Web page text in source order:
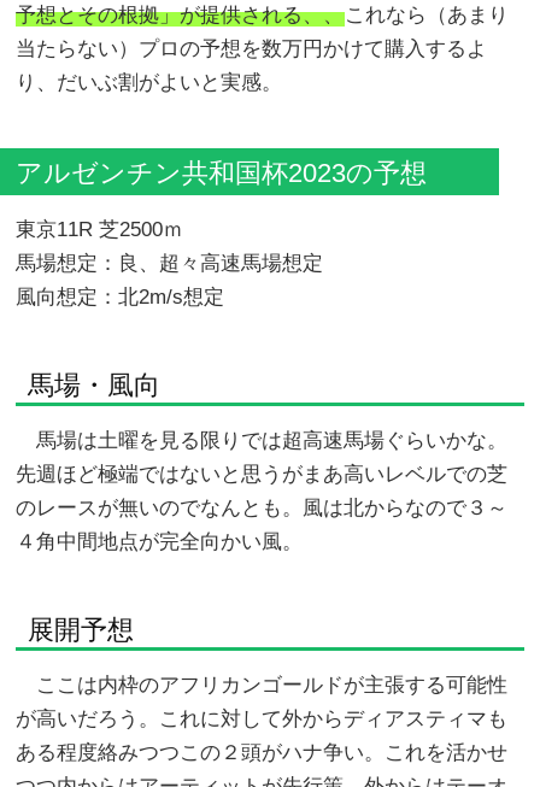
予想とその根拠」が提供される、、これなら（あまり
当たらない）プロの予想を数万円かけて購入するよ
り、だいぶ割がよいと実感。
アルゼンチン共和国杯2023の予想
東京11R 芝2500ｍ
馬場想定：良、超々高速馬場想定
風向想定：北2m/s想定
馬場・風向
馬場は土曜を見る限りでは超高速馬場ぐらいかな。
先週ほど極端ではないと思うがまあ高いレベルでの芝
のレースが無いのでなんとも。風は北からなので３～
４角中間地点が完全向かい風。
展開予想
ここは内枠のアフリカンゴールドが主張する可能性
が高いだろう。これに対して外からディアスティマも
ある程度絡みつつこの２頭がハナ争い。これを活かせ